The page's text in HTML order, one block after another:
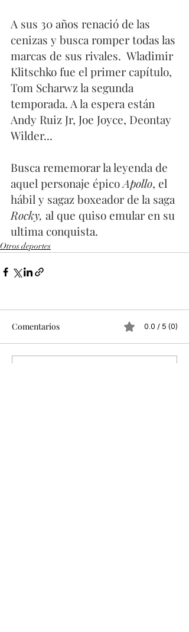
A sus 30 años renació de las
cenizas y busca romper todas las
marcas de sus rivales.  Wladimir
Klitschko fue el primer capítulo,
Tom Scharwz la segunda
temporada. A la espera están
Andy Ruiz Jr, Joe Joyce, Deontay
Wilder...
Busca rememorar la leyenda de
aquel personaje épico Apollo, el
hábil y sagaz boxeador de la saga
Rocky, al que quiso emular en su
ultima conquista.
Otros deportes
Comentarios 0.0 / 5 (0)